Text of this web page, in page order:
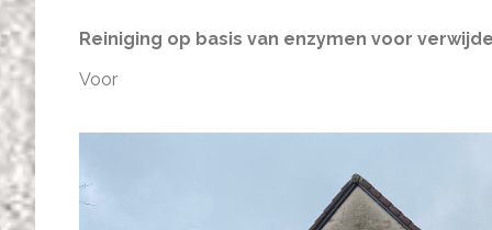
Reiniging op basis van enzymen voor
Voor